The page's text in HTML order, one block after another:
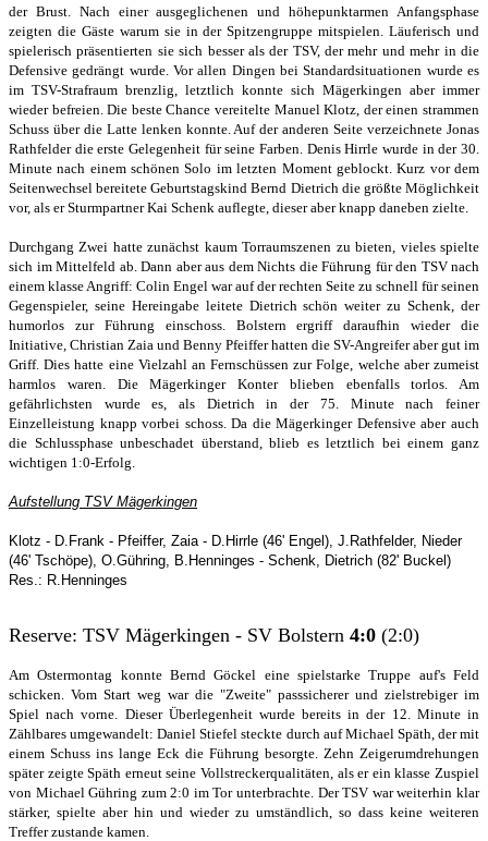
der Brust. Nach einer ausgeglichenen und höhepunktarmen Anfangsphase
zeigten die Gäste warum sie in der Spitzengruppe mitspielen. Läuferisch und
spielerisch präsentierten sie sich besser als der TSV, der mehr und mehr in die
Defensive gedrängt wurde. Vor allen Dingen bei Standardsituationen wurde es
im TSV-Strafraum brenzlig, letztlich konnte sich Mägerkingen aber immer
wieder befreien. Die beste Chance vereitelte Manuel Klotz, der einen strammen
Schuss über die Latte lenken konnte. Auf der anderen Seite verzeichnete Jonas
Rathfelder die erste Gelegenheit für seine Farben. Denis Hirrle wurde in der 30.
Minute nach einem schönen Solo im letzten Moment geblockt. Kurz vor dem
Seitenwechsel bereitete Geburtstagskind Bernd Dietrich die größte Möglichkeit
vor, als er Sturmpartner Kai Schenk auflegte, dieser aber knapp daneben zielte.
Durchgang Zwei hatte zunächst kaum Torraumszenen zu bieten, vieles spielte
sich im Mittelfeld ab. Dann aber aus dem Nichts die Führung für den TSV nach
einem klasse Angriff: Colin Engel war auf der rechten Seite zu schnell für seinen
Gegenspieler, seine Hereingabe leitete Dietrich schön weiter zu Schenk, der
humorlos zur Führung einschoss. Bolstern ergriff daraufhin wieder die
Initiative, Christian Zaia und Benny Pfeiffer hatten die SV-Angreifer aber gut im
Griff. Dies hatte eine Vielzahl an Fernschüssen zur Folge, welche aber zumeist
harmlos waren. Die Mägerkinger Konter blieben ebenfalls torlos. Am
gefährlichsten wurde es, als Dietrich in der 75. Minute nach feiner
Einzelleistung knapp vorbei schoss. Da die Mägerkinger Defensive aber auch
die Schlussphase unbeschadet überstand, blieb es letztlich bei einem ganz
wichtigen 1:0-Erfolg.
Aufstellung TSV Mägerkingen
Klotz - D.Frank - Pfeiffer, Zaia - D.Hirrle (46' Engel), J.Rathfelder, Nieder
(46' Tschöpe), O.Gühring, B.Henninges - Schenk, Dietrich (82' Buckel)
Res.: R.Henninges
Reserve: TSV Mägerkingen - SV Bolstern 4:0 (2:0)
Am Ostermontag konnte Bernd Göckel eine spielstarke Truppe auf's Feld
schicken. Vom Start weg war die "Zweite" passsicherer und zielstrebiger im
Spiel nach vorne. Dieser Überlegenheit wurde bereits in der 12. Minute in
Zählbares umgewandelt: Daniel Stiefel steckte durch auf Michael Späth, der mit
einem Schuss ins lange Eck die Führung besorgte. Zehn Zeigerumdrehungen
später zeigte Späth erneut seine Vollstreckerqualitäten, als er ein klasse Zuspiel
von Michael Gühring zum 2:0 im Tor unterbrachte. Der TSV war weiterhin klar
stärker, spielte aber hin und wieder zu umständlich, so dass keine weiteren
Treffer zustande kamen.